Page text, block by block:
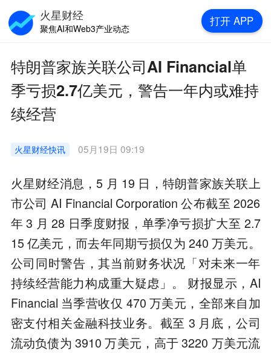
特朗普家族关联公司AI Financial单
季亏损2.7亿美元，警告一年内或难持
续经营
火星财经快讯 05月19日 09:19
火星财经消息，5 月 19 日，特朗普家族关联上
市公司 AI Financial Corporation 公布截至 2026
年 3 月 28 日季度财报，单季净亏损扩大至 2.7
15 亿美元，而去年同期亏损仅为 240 万美元。
公司同时警告，其当前财务状况「对未来一年
持续经营能力构成重大疑虑」。 财报显示，AI
Financial 当季营收仅 470 万美元，全部来自加
密支付相关金融科技业务。截至 3 月底，公司
流动负债为 3910 万美元，高于 3220 万美元流
火星财经
聚焦AI和Web3产业动态
打开 APP